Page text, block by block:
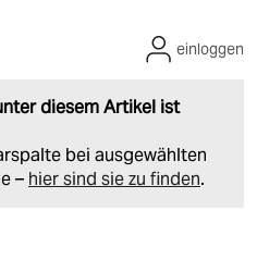
diesem Artikel ist
bei ausgewählten
– hier sind sie zu finden.
einloggen